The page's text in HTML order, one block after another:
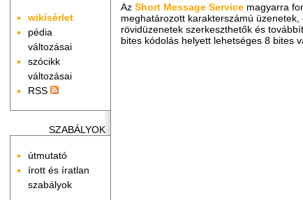
wikísérlet
pédia
változásai
szócikk
változásai
RSS
SZABÁLYOK
útmutató
írott és íratlan
szabályok
AzShort Message Service magyarra
meghatározott karakterszámú
rövidüzenetek szerkeszthetők és
bites kódolás helyett lehetséges 8 bites